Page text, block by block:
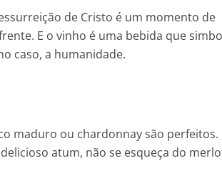
de Cristo é um momento de
E o vinho é uma bebida que
caso, a humanidade.
maduro ou chardonnay são perfeitos.
atum, não se esqueça do